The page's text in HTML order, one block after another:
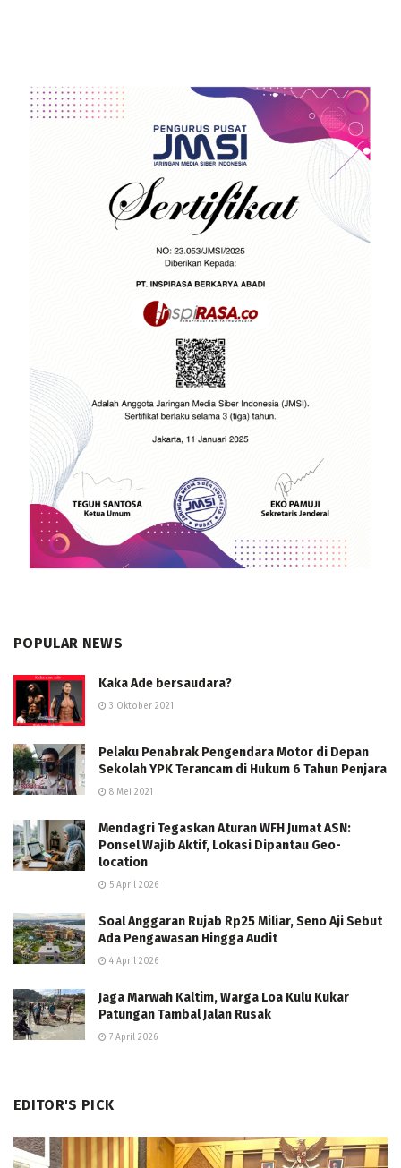
POPULAR NEWS
Kaka Ade bersaudara?
3 Oktober 2021
Pelaku Penabrak Pengendara Motor di Depan
Sekolah YPK Terancam di Hukum 6 Tahun Penjara
8 Mei 2021
Mendagri Tegaskan Aturan WFH Jumat ASN:
Ponsel Wajib Aktif, Lokasi Dipantau Geo-
location
5 April 2026
Soal Anggaran Rujab Rp25 Miliar, Seno Aji Sebut
Ada Pengawasan Hingga Audit
4 April 2026
Jaga Marwah Kaltim, Warga Loa Kulu Kukar
Patungan Tambal Jalan Rusak
7 April 2026
EDITOR'S PICK